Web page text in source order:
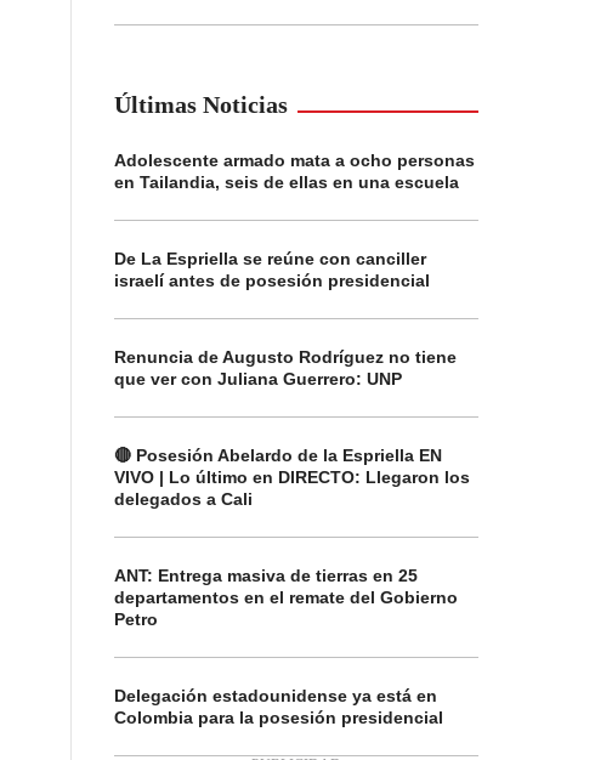
Últimas Noticias
Adolescente armado mata a ocho personas
en Tailandia, seis de ellas en una escuela
De La Espriella se reúne con canciller
israelí antes de posesión presidencial
Renuncia de Augusto Rodríguez no tiene
que ver con Juliana Guerrero: UNP
🔴 Posesión Abelardo de la Espriella EN
VIVO | Lo último en DIRECTO: Llegaron los
delegados a Cali
ANT: Entrega masiva de tierras en 25
departamentos en el remate del Gobierno
Petro
Delegación estadounidense ya está en
Colombia para la posesión presidencial